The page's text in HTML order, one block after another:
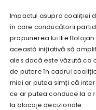
Impactul asupra coaliției
în care conducătorii
propunerea lui Ilie
această inițiativă să
ales dacă este văzută ca
de putere în cadrul
mici ar putea simți că
ce ar putea conduce la o
la blocaje decizionale.